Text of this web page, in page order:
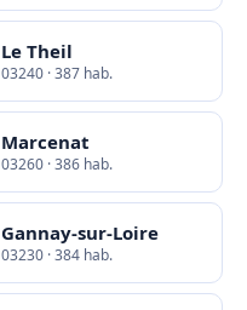
Le Theil
03240 · 387 hab.
Marcenat
03260 · 386 hab.
Gannay-sur-Loire
03230 · 384 hab.